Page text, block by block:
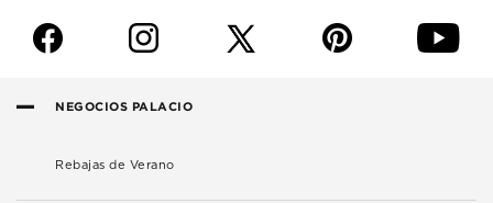
f i p y
NEGOCIOS PALACIO
Rebajas de Verano